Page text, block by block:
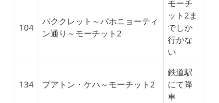
104
パククレット～パホニョーティ
ン通り～モーチット2
モーチ
ット2ま
でしか
行かな
い
134 ブアトン・ケハ～モーチット2
鉄道駅
にて降
車